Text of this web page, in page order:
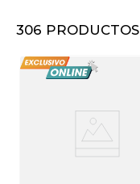
mochila
306 PRODUCTOS